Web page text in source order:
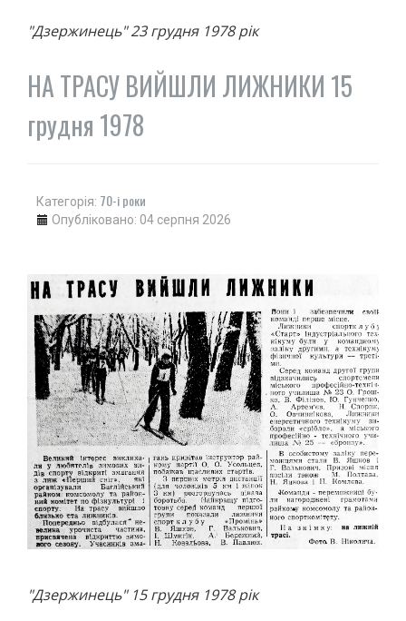
"Дзержинець" 23 грудня 1978 рік
НА ТРАСУ ВИЙШЛИ ЛИЖНИКИ 15
грудня 1978
Категорія: 70-і роки
Опубліковано: 04 серпня 2026
"Дзержинець" 15 грудня 1978 рік